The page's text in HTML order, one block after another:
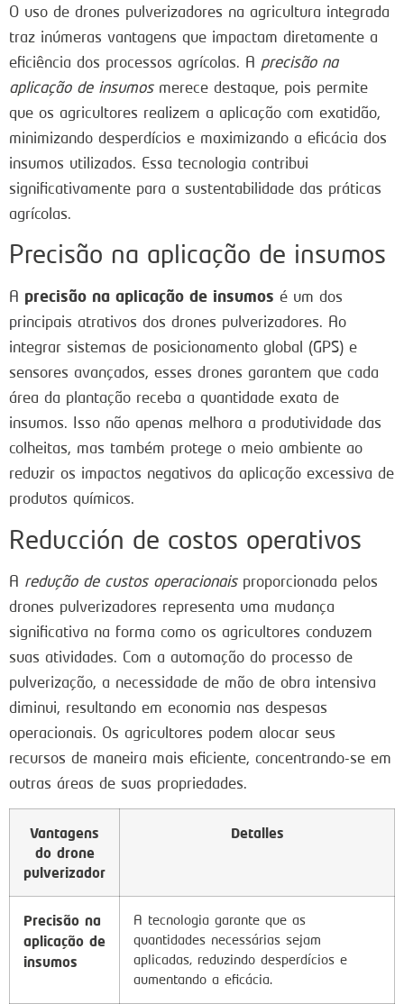
O uso de drones pulverizadores na agricultura integrada
traz inúmeras vantagens que impactam diretamente a
eficiência dos processos agrícolas. A precisão na
aplicação de insumosmerece destaque, pois permite
que os agricultores realizem a aplicação com exatidão,
minimizando desperdícios e maximizando a eficácia dos
insumos utilizados. Essa tecnologia contribui
significativamente para a sustentabilidade das práticas
agrícolas.
Precisão na aplicação de insumos
A precisão na aplicação de insumos é um dos
principais atrativos dos drones pulverizadores. Ao
integrar sistemas de posicionamento global (GPS) e
sensores avançados, esses drones garantem que cada
área da plantação receba a quantidade exata de
insumos. Isso não apenas melhora a produtividade das
colheitas, mas também protege o meio ambiente ao
reduzir os impactos negativos da aplicação excessiva de
produtos químicos.
Reducción de costos operativos
A redução de custos operacionaisproporcionada pelos
drones pulverizadores representa uma mudança
significativa na forma como os agricultores conduzem
suas atividades. Com a automação do processo de
pulverização, a necessidade de mão de obra intensiva
diminui, resultando em economia nas despesas
operacionais. Os agricultores podem alocar seus
recursos de maneira mais eficiente, concentrando-se em
outras áreas de suas propriedades.
Vantagens
do drone
pulverizador
Detalles
Precisão na
aplicação de
insumos
A tecnologia garante que as
quantidades necessárias sejam
aplicadas, reduzindo desperdícios e
aumentando a eficácia.